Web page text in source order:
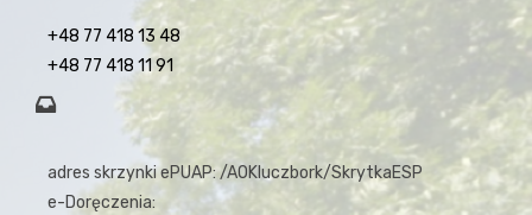
+48 77 418 13 48
+48 77 418 11 91
adres skrzynki ePUAP: /AOKluczbork/SkrytkaESP
e-Doręczenia: